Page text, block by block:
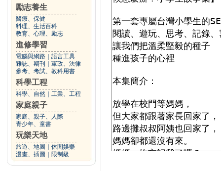
勵志養生
醫療、保健
料理、生活百科
教育、心理、勵志
進修學習
電腦與網路
語言工具
雜誌、期刊
軍政、法律
參考、考試、教科用書
科學工程
科學、自然 工業、工程
家庭親子
家庭、親子、人際
青少年、童書
玩樂天地
旅遊、地圖
休閒娛樂
漫畫、插圖
限制級